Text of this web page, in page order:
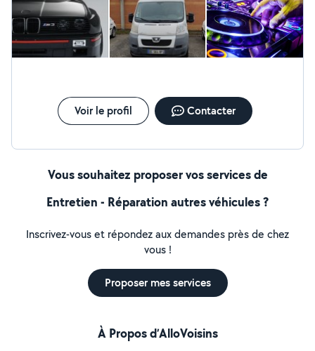
Voir le profil Contacter
Vous souhaitez proposer vos services de
Entretien - Réparation autres véhicules ?
Inscrivez-vous et répondez aux demandes près de chez
vous !
Proposer mes services
À Propos d’AlloVoisins